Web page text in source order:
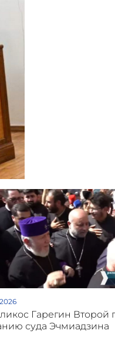
Гарегин Второй
суда Эчмиадзина